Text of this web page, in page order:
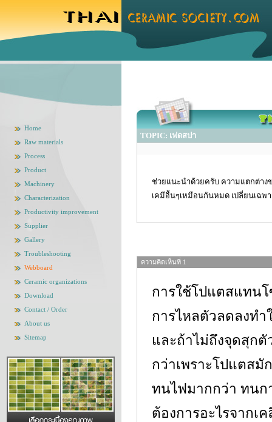
Home
Raw materials
Process
Product
Machinery
Characterization
Productivity improvement
Supplier
Gallery
Troubleshooting
Webboard
Ceramic organizations
Download
Contact / Order
About us
Sitemap
TOPIC: เฟดสปา
ช่วยแนะนำด้วยครับ ความแตกต่าง
เคมีอื้นๆเหมือนกันหมด เปลี่ยนเฉพา
ความคิดเห็นที่ 1
การใช้โปแตสแทน
การไหลตัวลดลงทำ
และถ้าไม่ถึงจุดสุกตั
กว่าเพราะโปแตสมั
ทนไฟมากกว่า ทนก
ต้องการอะไรจากเ